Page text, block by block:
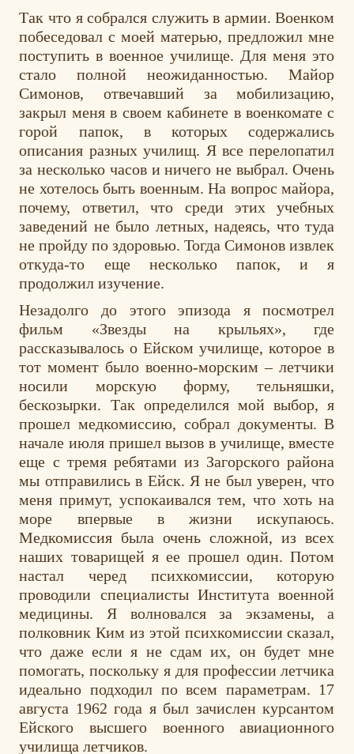
Так что я собрался служить в армии. Военком
побеседовал с моей матерью, предложил мне
поступить в военное училище. Для меня это
стало полной неожиданностью. Майор
Симонов, отвечавший за мобилизацию,
закрыл меня в своем кабинете в военкомате с
горой папок, в которых содержались
описания разных училищ. Я все перелопатил
за несколько часов и ничего не выбрал. Очень
не хотелось быть военным. На вопрос майора,
почему, ответил, что среди этих учебных
заведений не было летных, надеясь, что туда
не пройду по здоровью. Тогда Симонов извлек
откуда-то еще несколько папок, и я
продолжил изучение.
Незадолго до этого эпизода я посмотрел
фильм «Звезды на крыльях», где
рассказывалось о Ейском училище, которое в
тот момент было военно-морским – летчики
носили морскую форму, тельняшки,
бескозырки. Так определился мой выбор, я
прошел медкомиссию, собрал документы. В
начале июля пришел вызов в училище, вместе
еще с тремя ребятами из Загорского района
мы отправились в Ейск. Я не был уверен, что
меня примут, успокаивался тем, что хоть на
море впервые в жизни искупаюсь.
Медкомиссия была очень сложной, из всех
наших товарищей я ее прошел один. Потом
настал черед психкомиссии, которую
проводили специалисты Института военной
медицины. Я волновался за экзамены, а
полковник Ким из этой психкомиссии сказал,
что даже если я не сдам их, он будет мне
помогать, поскольку я для профессии летчика
идеально подходил по всем параметрам. 17
августа 1962 года я был зачислен курсантом
Ейского высшего военного авиационного
училища летчиков.